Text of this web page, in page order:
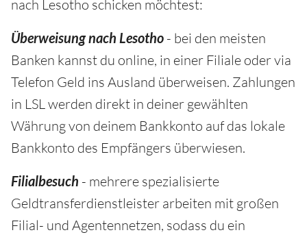
nach Lesotho schicken möchtest:
Überweisung nach Lesotho - bei den meisten
Banken kannst du online, in einer Filiale oder via
Telefon Geld ins Ausland überweisen. Zahlungen
in LSL werden direkt in deiner gewählten
Währung von deinem Bankkonto auf das lokale
Bankkonto des Empfängers überwiesen.
Filialbesuch - mehrere spezialisierte
Geldtransferdienstleister arbeiten mit großen
Filial- und Agentennetzen, sodass du ein